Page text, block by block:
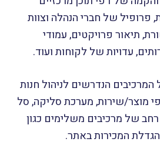
פרופיל של חברי הנהלה וצוות
תיאור פרויקטים, עמודי
עדויות של לקוחות ועוד.
המרכיבים הנדרשים לניהול חנות
מוצר/שירות, מערכת סליקה, סל
רחב של מרכיבים משלימים כגון
המכירות באתר.